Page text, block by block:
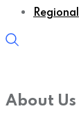
Regional
About Us